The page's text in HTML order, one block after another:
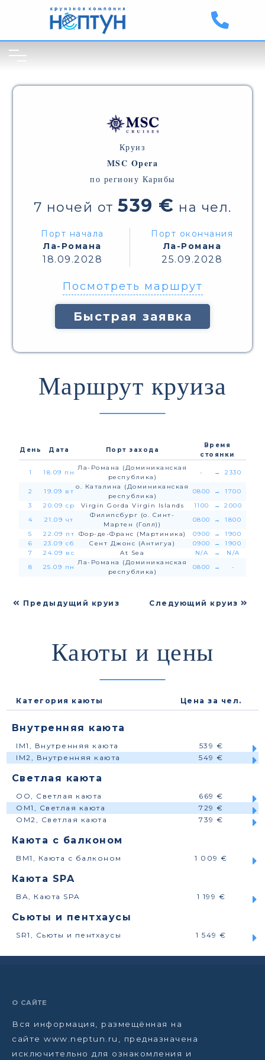
Круиз
MSC Opera
по региону Карибы
7 ночей от 539 € на чел.
Порт начала
Ла-Романа
18.09.2028
Порт окончания
Ла-Романа
25.09.2028
Посмотреть маршрут
Быстрая заявка
Маршрут круиза
День Дата Порт захода
Время
стоянки
1 18.09 пн
Ла-Романа (Доминиканская
республика)
- → 2330
2 19.09 вт
о. Каталина (Доминиканская
республика)
0800 →
1700
3
20.09 ср Virgin Gorda Virgin Islands 1100 →
2000
4
21.09 чт
Филипсбург (о. Синт-
Мартен (Голл))
0800 →
1800
5
22.09 пт Фор-де-Франс (Мартиника) 0900 →
1900
6
23.09 сб Сент Джонс (Антигуа) 0900 →
1900
7
24.09 вс At Sea N/A →
N/A
8
25.09 пн
Ла-Романа (Доминиканская
республика)
0800 → -
Предыдущий круиз Следующий круиз
Каюты и цены
Категория каюты Цена за чел.
Внутренняя каюта
IM1, Внутренняя каюта
539 €
IM2, Внутренняя каюта
549 €
Светлая каюта
OO, Светлая каюта
669 €
OM1, Светлая каюта
729 €
OM2, Светлая каюта
739 €
Каюта с балконом
BM1, Каюта с балконом 1 009 €
Каюта SPA
BA, Каюта SPA 1 199 €
Сьюты и пентхаусы
SR1, Сьюты и пентхаусы 1 549 €
О САЙТЕ
Вся информация, размещённая на
сайте www.neptun.ru, предназначена
исключительно для ознакомления и